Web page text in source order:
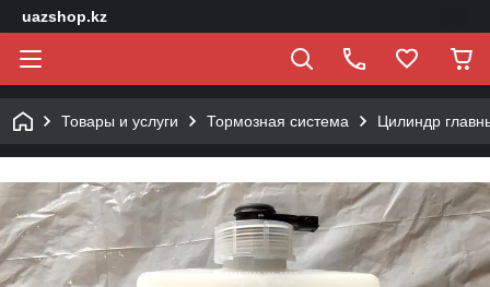
uazshop.kz
Товары и услуги Тормозная система Цилиндр